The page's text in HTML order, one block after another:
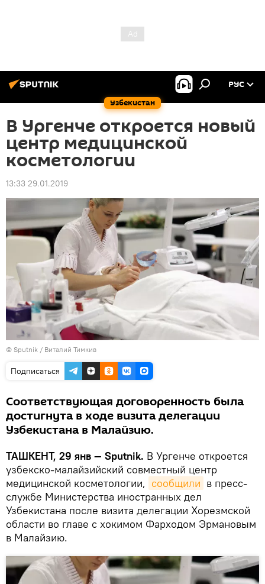
Узбекистан
РУС
В Ургенче откроется новый
центр медицинской
косметологии
13:33 29.01.2019
© Sputnik / Виталий Тимкив
Подписаться
Соответствующая договоренность была
достигнута в ходе визита делегации
Узбекистана в Малайзию.
ТАШКЕНТ, 29 янв — Sputnik. В Ургенче откроется
узбекско-малайзийский совместный центр
медицинской косметологии, сообщили в пресс-
службе Министерства иностранных дел
Узбекистана после визита делегации Хорезмской
области во главе с хокимом Фарходом Эрмановым
в Малайзию.